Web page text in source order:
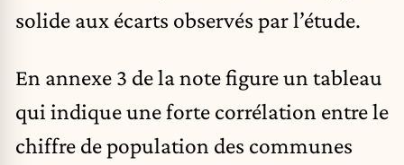
solide aux écarts observés par l’étude.
En annexe 3 de la note figure un tableau
qui indique une forte corrélation entre le
chiffre de population des communes